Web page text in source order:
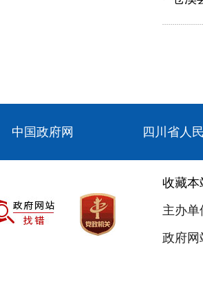
中国政府网 四川省人
收藏本
主办
政府网